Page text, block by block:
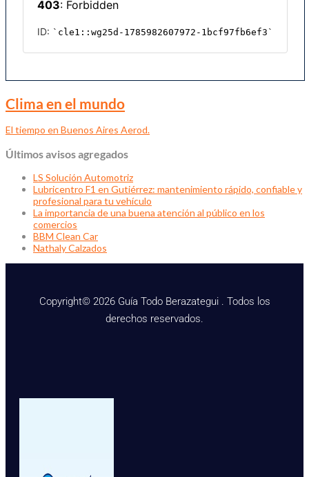
Clima en el mundo
El tiempo en Buenos Aires Aerod.
Últimos avisos agregados
LS Solución Automotriz
Lubricentro F1 en Gutiérrez: mantenimiento rápido, confiable y
profesional para tu vehículo
La importancia de una buena atención al público en los
comercios
BBM Clean Car
Nathaly Calzados
Copyright© 2026 Guía Todo Berazategui . Todos los
derechos reservados.